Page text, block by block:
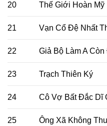
20 Thế Giới Hoàn Mỹ
21 Vạn Cổ Đệ Nhất
22
23 Trạch Thiên Ký
24 Cô Vợ Bất Đắc Dĩ
25 Ông Xã Không